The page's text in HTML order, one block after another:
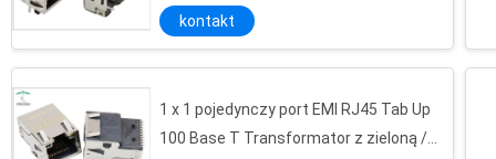
pomocą EMI Finger
kontakt
1 x 1 pojedynczy port EMI RJ45 Tab Up
100 Base T Transformator z zieloną /Jeden port do montażu w pionie RJ45 na płytce drukowanej, dostosowany do gniazda żeńskiego LAN